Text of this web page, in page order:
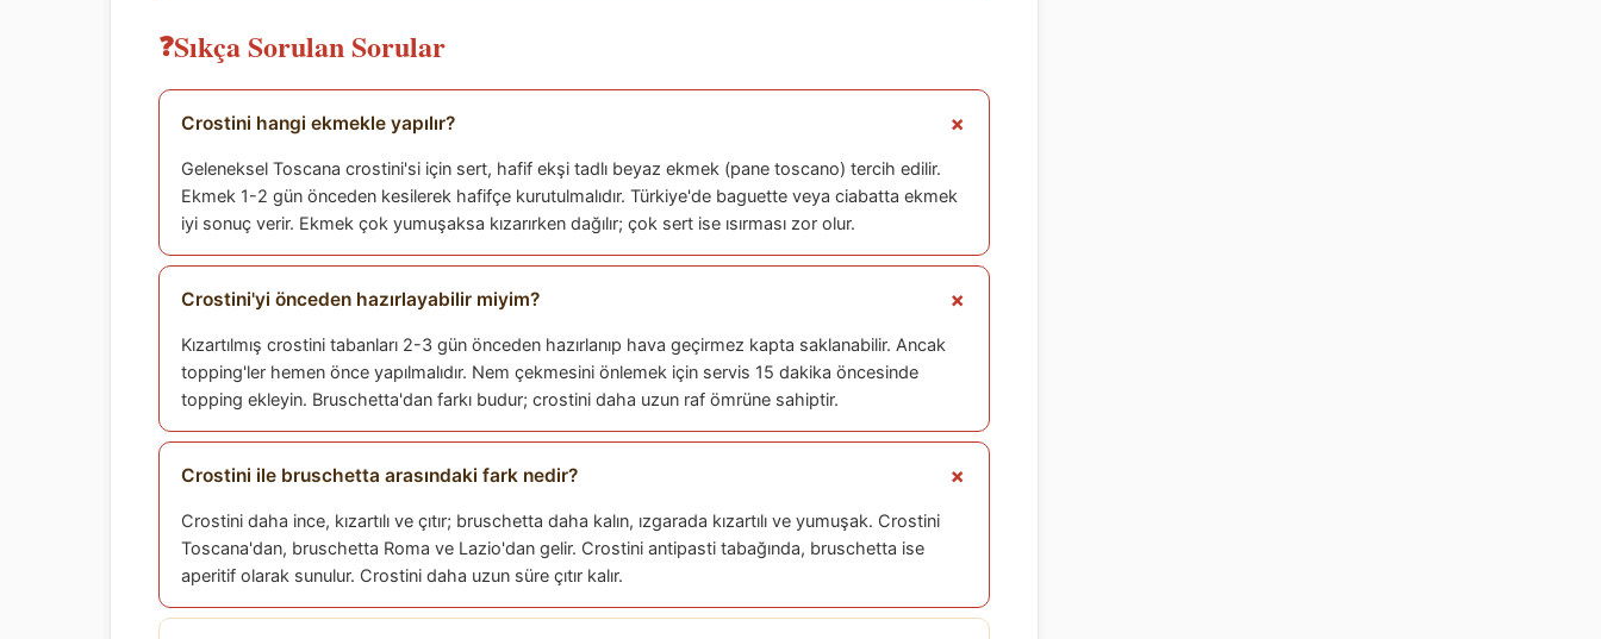
Sıkça Sorulan Sorular
Crostini hangi ekmekle yapılır?
Geleneksel Toscana crostini'si için sert, hafif ekşi tadlı beyaz ekmek (pane toscano) tercih edilir.
Ekmek 1-2 gün önceden kesilerek hafifçe kurutulmalıdır. Türkiye'de baguette veya ciabatta ekmek
iyi sonuç verir. Ekmek çok yumuşaksa kızarırken dağılır; çok sert ise ısırması zor olur.
Crostini'yi önceden hazırlayabilir miyim?
Kızartılmış crostini tabanları 2-3 gün önceden hazırlanıp hava geçirmez kapta saklanabilir. Ancak
topping'ler hemen önce yapılmalıdır. Nem çekmesini önlemek için servis 15 dakika öncesinde
topping ekleyin. Bruschetta'dan farkı budur; crostini daha uzun raf ömrüne sahiptir.
Crostini ile bruschetta arasındaki fark nedir?
Crostini daha ince, kızartılı ve çıtır; bruschetta daha kalın, ızgarada kızartılı ve yumuşak. Crostini
Toscana'dan, bruschetta Roma ve Lazio'dan gelir. Crostini antipasti tabağında, bruschetta ise
aperitif olarak sunulur. Crostini daha uzun süre çıtır kalır.